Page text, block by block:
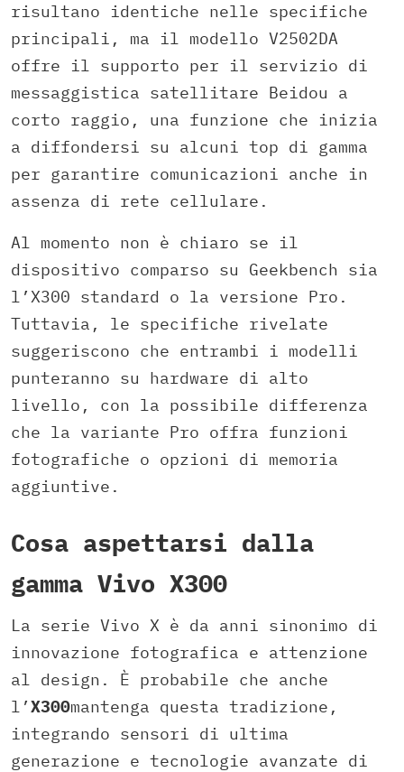
risultano identiche nelle specifiche
principali, ma il modello V2502DA
offre il supporto per il servizio di
messaggistica satellitare Beidou a
corto raggio, una funzione che inizia
a diffondersi su alcuni top di gamma
per garantire comunicazioni anche in
assenza di rete cellulare.
Al momento non è chiaro se il
dispositivo comparso su Geekbench sia
l’X300 standard o la versione Pro.
Tuttavia, le specifiche rivelate
suggeriscono che entrambi i modelli
punteranno su hardware di alto
livello, con la possibile differenza
che la variante Pro offra funzioni
fotografiche o opzioni di memoria
aggiuntive.
Cosa aspettarsi dalla
gamma Vivo X300
La serie Vivo X è da anni sinonimo di
innovazione fotografica e attenzione
al design. È probabile che anche
l’X300mantenga questa tradizione,
integrando sensori di ultima
generazione e tecnologie avanzate di